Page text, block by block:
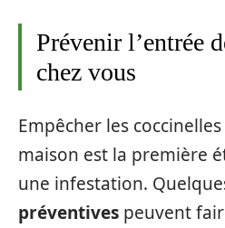
Prévenir l’entrée
chez vous
Empêcher les
maison est la première
une infestation.
préventives peuvent